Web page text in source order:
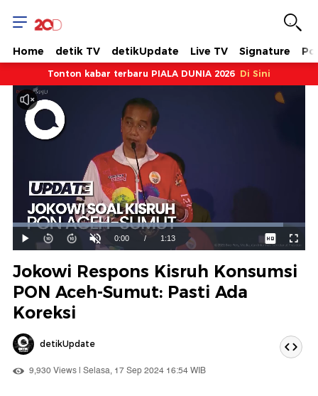
Home detik TV detikUpdate Live TV Signature
Tonton kabar terbaru PIALA DUNIA 2026 Di Sini
Mainkan
Suara
Hidup
Waktu
0:00 / Durasi
1:13
Dimuat:
92.44%
Jokowi Respons Kisruh Konsumsi
PON Aceh-Sumut: Pasti Ada
Koreksi
detikUpdate
9,930 Views | Selasa, 17 Sep 2024 16:54 WIB